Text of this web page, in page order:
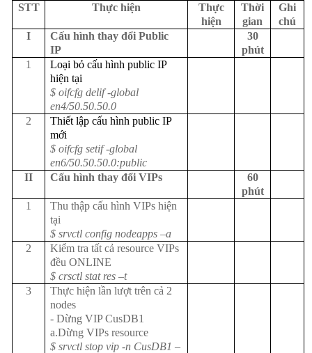
STT Thực hiện
Thực
hiện
Thời
gian
Ghi
chú
I
Cấu hình thay đổi Public
IP
30
phút
1
Loại bỏ cấu hình public IP
hiện tại
$ oifcfg delif -global
en4/50.50.50.0
2
Thiết lập cấu hình public IP
mới
$ oifcfg setif -global
en6/50.50.50.0:public
II
Cấu hình thay đổi VIPs
60
phút
1
Thu thập cấu hình VIPs hiện
tại
$ srvctl config nodeapps –a
2
Kiểm tra tất cả resource VIPs
đều ONLINE
$crsctl stat res –t
3
Thực hiện lần lượt trên cả 2
nodes
- Dừng VIP CusDB1
a.Dừng VIPs resource
$ srvctl stop vip -n CusDB1 –